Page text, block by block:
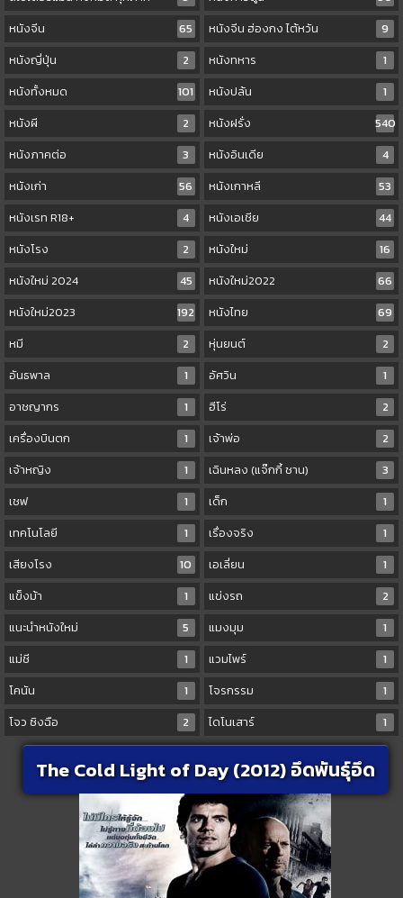
หนังจีน
65 หนังจีน ฮ่องกง ไต้หวัน
9
หนังญี่ปุ่น
2 หนังทหาร
1
หนังทั้งหมด
101 หนังปล้น
1
หนังผี
2 หนังฝรั่ง
540
หนังภาคต่อ
3 หนังอินเดีย
4
หนังเก่า
56 หนังเกาหลี
53
หนังเรท R18+
4 หนังเอเชีย
44
หนังโรง
2 หนังใหม่
16
หนังใหม่ 2024
45 หนังใหม่2022
66
หนังใหม่2023
192 หนังไทย
69
หมี
2 หุ่นยนต์
2
อันธพาล
1 อัศวิน
1
อาชญากร
1 ฮีโร่
2
เครื่องบินตก
1 เจ้าพ่อ
2
เจ้าหญิง
1 เฉินหลง (แจ๊กกี้ ชาน)
3
เชฟ
1 เด็ก
1
เทคโนโลยี
1 เรื่องจริง
1
เสียงโรง
10 เอเลี่ยน
1
แข็งม้า
1 แข่งรถ
2
แนะนำหนังใหม่
5 แมงมุม
1
แม่ชี
1 แวมไพร์
1
โคนัน
1 โจรกรรม
1
โจว ซิงฉือ
2 ไดโนเสาร์ 1
The Cold Light of Day (2012) อึดพันธุ์อึด